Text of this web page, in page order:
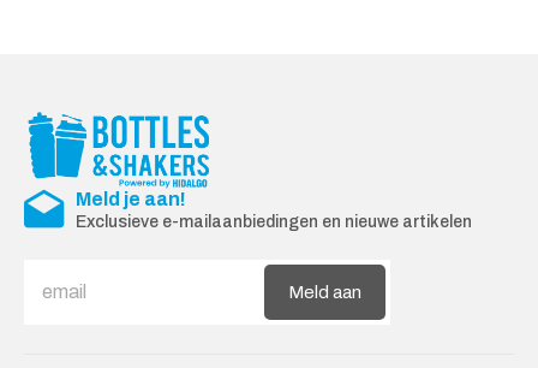
Meld je aan!
Exclusieve e-mailaanbiedingen en nieuwe artikelen
Meld aan